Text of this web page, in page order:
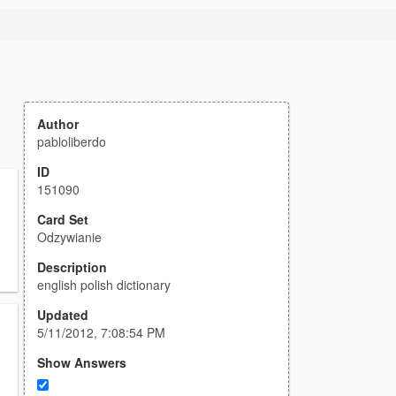
Author
pabloliberdo
ID
151090
Card Set
Odzywianie
Description
english polish dictionary
Updated
5/11/2012, 7:08:54 PM
Show Answers